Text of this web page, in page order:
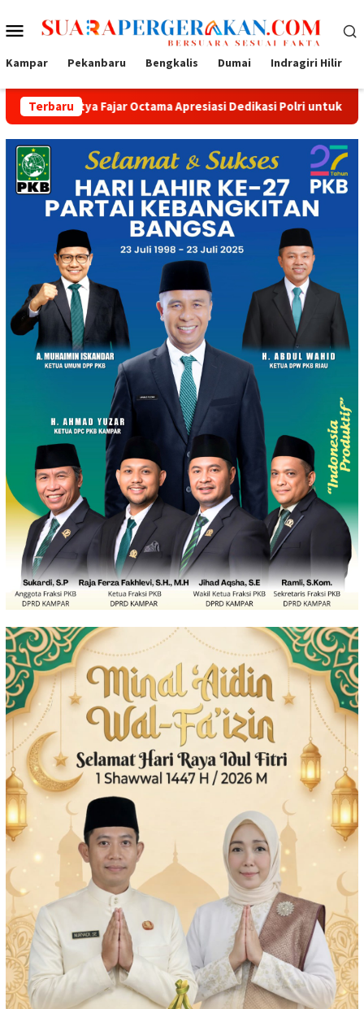
ke
Menu
Mobile
Kampar Pekanbaru Bengkalis Dumai Indragiri Hilir
Terbaru
Octama Apresiasi Dedikasi Polri untuk Masyarakat